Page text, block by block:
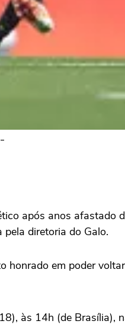
após anos
diretoria do Galo.
em poder
às 14h (de Brasília),